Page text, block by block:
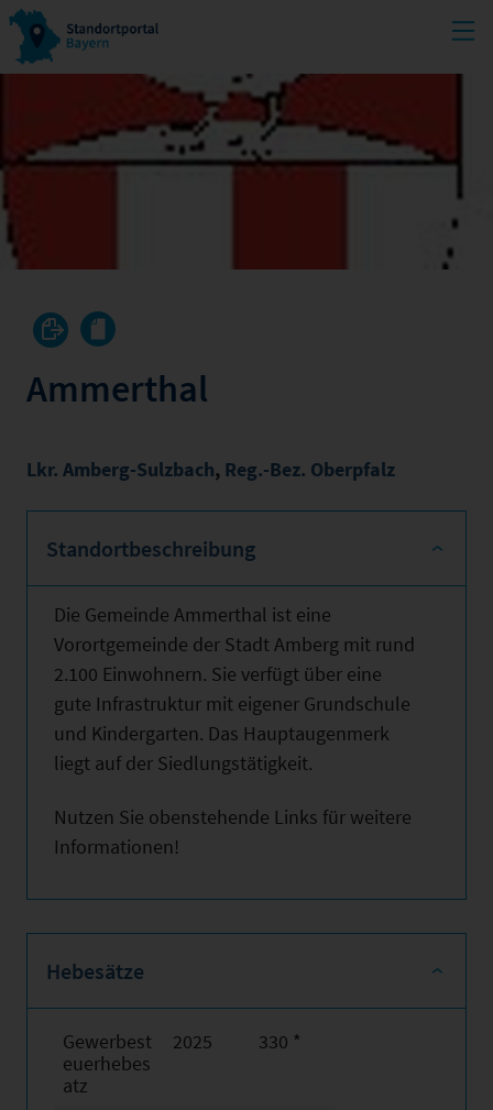
Ammerthal
Lkr. Amberg-Sulzbach, Reg.-Bez. Oberpfalz
Standortbeschreibung
Die Gemeinde Ammerthal ist eine
Vorortgemeinde der Stadt Amberg mit rund
2.100 Einwohnern. Sie verfügt über eine
gute Infrastruktur mit eigener Grundschule
und Kindergarten. Das Hauptaugenmerk
liegt auf der Siedlungstätigkeit.
Nutzen Sie obenstehende Links für weitere
Informationen!
Hebesätze
Gewerbest
euerhebes
atz
2025 330 *